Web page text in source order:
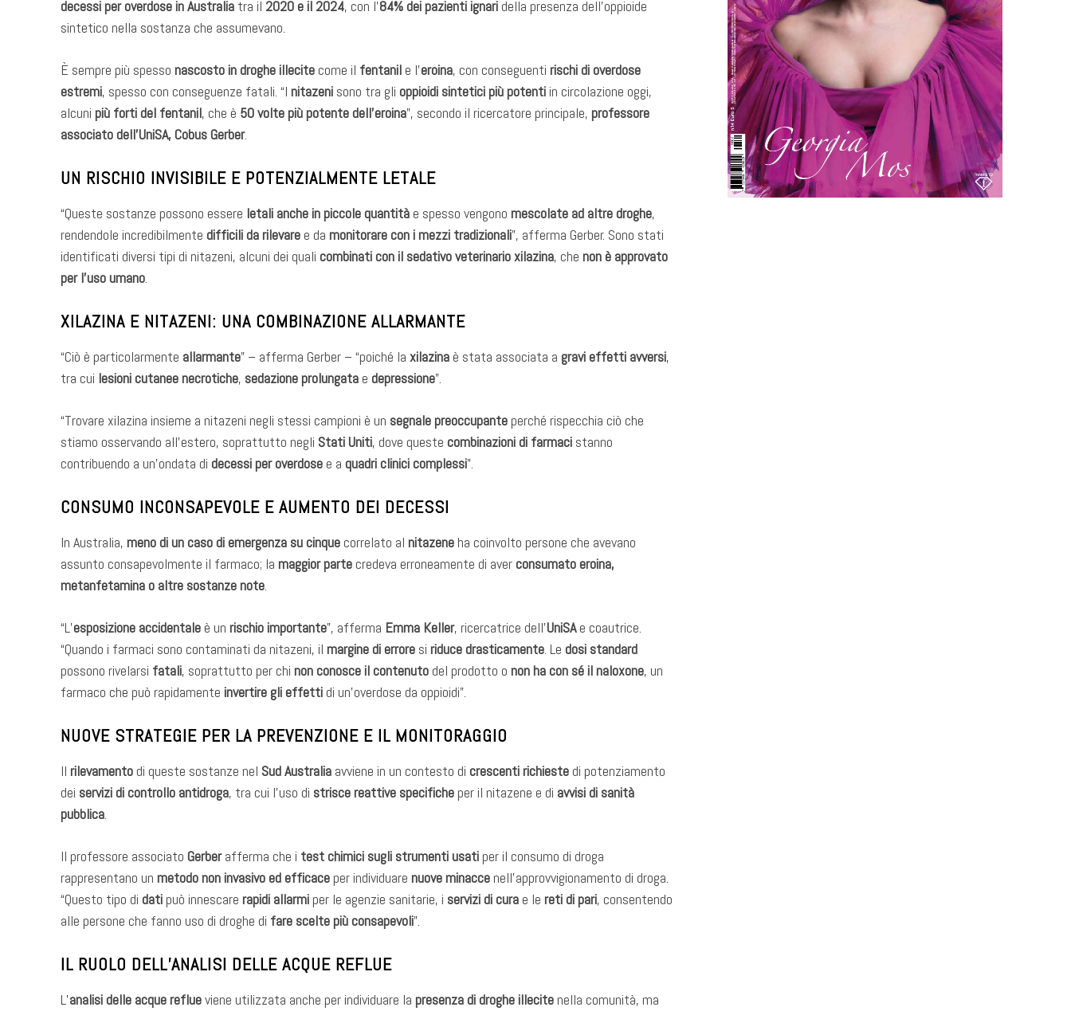
decessi per overdose in Australia tra il 2020 e il 2024, con l’84% dei pazienti ignaridella presenza dell’oppioide
sintetico nella sostanza che assumevano.
È sempre più spesso nascosto in droghe illecitecome il fentanile l’eroina, con conseguenti rischi di overdose
estremi, spesso con conseguenze fatali. “I nitazeni sono tra gli oppioidi sintetici più potentiin circolazione oggi,
alcuni più forti del fentanil, che è 50 volte più potente dell’eroina”, secondo il ricercatore principale, professore
associato dell’UniSA, Cobus Gerber.
UN RISCHIO INVISIBILE E POTENZIALMENTE LETALE
“Queste sostanze possono essere letali anche in piccole quantitàe spesso vengono mescolate ad altre droghe,
rendendole incredibilmente difficili da rilevaree da monitorare con i mezzi tradizionali”, afferma Gerber. Sono stati
identificati diversi tipi di nitazeni, alcuni dei quali combinati con il sedativo veterinario xilazina, che non è approvato
per l’uso umano.
XILAZINA E NITAZENI: UNA COMBINAZIONE ALLARMANTE
“Ciò è particolarmente allarmante” – afferma Gerber – “poiché la xilazinaè stata associata a gravi effetti avversi,
tra cui lesioni cutanee necrotiche, sedazione prolungatae depressione”.
“Trovare xilazina insieme a nitazeni negli stessi campioni è un segnale preoccupanteperché rispecchia ciò che
stiamo osservando all’estero, soprattutto negli Stati Uniti, dove queste combinazioni di farmaci stanno
contribuendo a un’ondata di decessi per overdosee a quadri clinici complessi”.
CONSUMO INCONSAPEVOLE E AUMENTO DEI DECESSI
In Australia, meno di un caso di emergenza su cinquecorrelato al nitazeneha coinvolto persone che avevano
assunto consapevolmente il farmaco; la maggior partecredeva erroneamente di averconsumato eroina,
metanfetamina o altre sostanze note.
“L’esposizione accidentaleè un rischio importante”, afferma Emma Keller, ricercatrice dell’UniSAe coautrice.
“Quando i farmaci sono contaminati da nitazeni, il margine di errore si riduce drasticamente. Le dosi standard
possono rivelarsi fatali, soprattutto per chi non conosce il contenutodel prodotto o non ha con sé il naloxone, un
farmaco che può rapidamente invertire gli effettidi un’overdose da oppioidi”.
NUOVE STRATEGIE PER LA PREVENZIONE E IL MONITORAGGIO
Il rilevamentodi queste sostanze nel Sud Australia avviene in un contesto di crescenti richiestedi potenziamento
dei servizi di controllo antidroga, tra cui l’uso di strisce reattive specificheper il nitazene e di avvisi di sanità
pubblica.
Il professore associato Gerberafferma che i test chimici sugli strumenti usatiper il consumo di droga
rappresentano un metodo non invasivo ed efficaceper individuare nuove minaccenell’approvvigionamento di droga.
“Questo tipo di datipuò innescare rapidi allarmiper le agenzie sanitarie, i servizi di curae le reti di pari, consentendo
alle persone che fanno uso di droghe di fare scelte più consapevoli”.
IL RUOLO DELL’ANALISI DELLE ACQUE REFLUE
L’analisi delle acque reflueviene utilizzata anche per individuare la presenza di droghe illecitenella comunità, ma